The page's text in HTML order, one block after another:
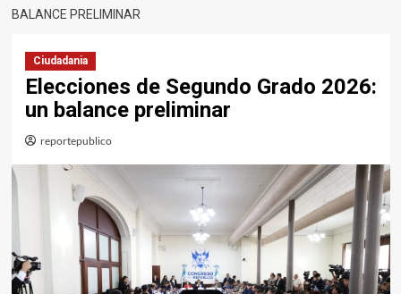
BALANCE PRELIMINAR
Ciudadania
Elecciones de Segundo Grado 2026:
un balance preliminar
reportepublico